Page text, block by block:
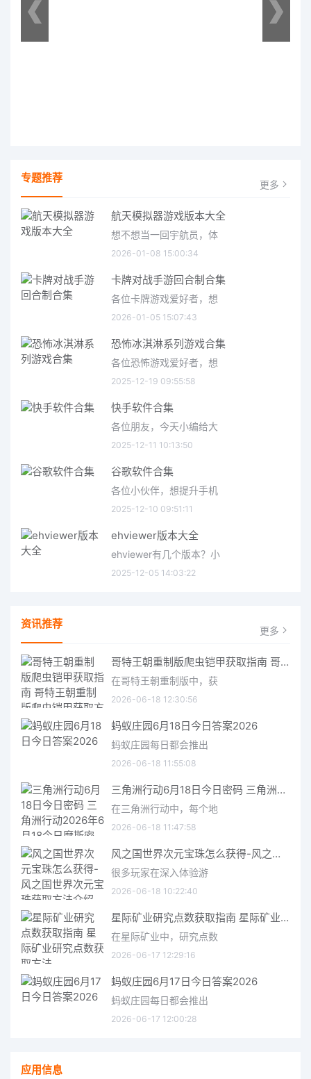
专题推荐 更多
航天模拟器游戏版本大全
想不想当一回宇航员，体
2026-01-08 15:00:34
卡牌对战手游回合制合集
各位卡牌游戏爱好者，想
2026-01-05 15:07:43
恐怖冰淇淋系列游戏合集
各位恐怖游戏爱好者，想
2025-12-19 09:55:58
快手软件合集
各位朋友，今天小编给大
2025-12-11 10:13:50
谷歌软件合集
各位小伙伴，想提升手机
2025-12-10 09:51:11
ehviewer版本大全
ehviewer有几个版本？小
2025-12-05 14:03:22
资讯推荐 更多
哥特王朝重制版爬虫铠甲获取指南 哥特王朝重制版爬虫铠甲获取方法
在哥特王朝重制版中，获
2026-06-18 12:30:56
蚂蚁庄园6月18日今日答案2026
蚂蚁庄园每日都会推出
2026-06-18 11:55:08
三角洲行动6月18日今日密码 三角洲行动2026年6月18今日摩斯密码分享
在三角洲行动中，每个地
2026-06-18 11:47:58
风之国世界次元宝珠怎么获得-风之国世界次元宝珠获取方法介绍
很多玩家在深入体验游
2026-06-18 10:22:40
星际矿业研究点数获取指南 星际矿业研究点数获取方法
在星际矿业中，研究点数
2026-06-17 12:29:16
蚂蚁庄园6月17日今日答案2026
蚂蚁庄园每日都会推出
2026-06-17 12:00:28
应用信息